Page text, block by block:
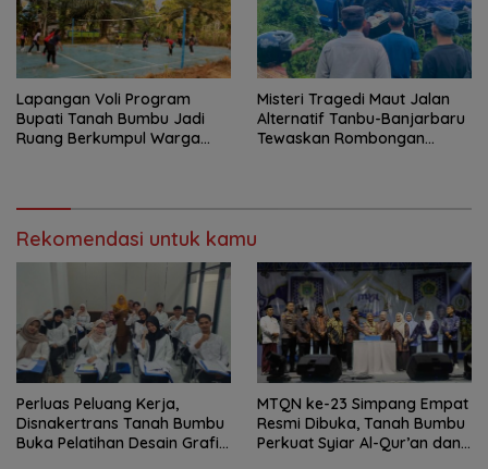
Lapangan Voli Program
Bupati Tanah Bumbu Jadi
Ruang Berkumpul Warga
Misteri Tragedi Maut Jalan
Alternatif Tanbu-Banjarbaru
Tewaskan Rombongan
Rekomendasi untuk kamu
Perluas Peluang Kerja,
Disnakertrans Tanah Bumbu
Buka Pelatihan Desain Grafis
MTQN ke-23 Simpang Empat
Resmi Dibuka, Tanah Bumbu
Perkuat Syiar Al-Qur’an dan